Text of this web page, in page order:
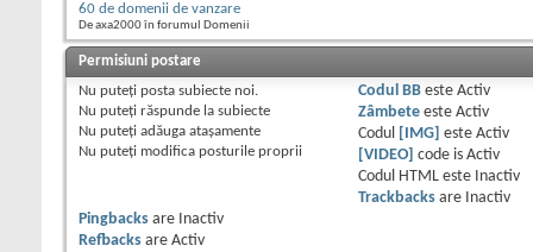
60 de domenii de vanzare
De axa2000 în forumul Domenii
Permisiuni postare
Nu puteţi posta subiecte noi.
Nu puteţi răspunde la subiecte
Nu puteţi adăuga ataşamente
Nu puteţi modifica posturile proprii
Codul BBeste Activ
Zâmbeteeste Activ
Codul
[IMG] este Activ
[VIDEO]
code is Activ
Codul HTML este
Inactiv
Trackbacksare
Inactiv
Pingbacks are
Inactiv
Refbacks are Activ